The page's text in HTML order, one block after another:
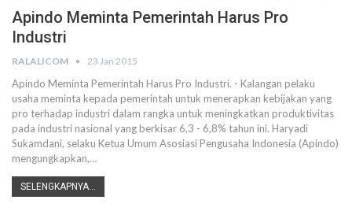
Apindo Meminta Pemerintah Harus Pro
Industri
RALALICOM 23 Jan 2015
Apindo Meminta Pemerintah Harus Pro Industri. - Kalangan pelaku
usaha meminta kepada pemerintah untuk menerapkan kebijakan yang
pro terhadap industri dalam rangka untuk meningkatkan produktivitas
pada industri nasional yang berkisar 6,3 - 6,8% tahun ini. Haryadi
Sukamdani, selaku Ketua Umum Asosiasi Pengusaha Indonesia (Apindo)
mengungkapkan,…
SELENGKAPNYA...